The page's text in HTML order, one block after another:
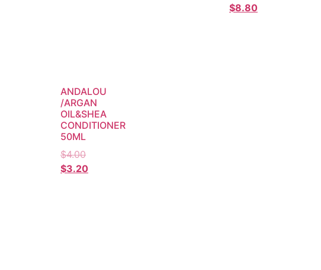
$8.80
ANDALOU
/ARGAN
OIL&SHEA
CONDITIONER
50ML
$4.00
$3.20